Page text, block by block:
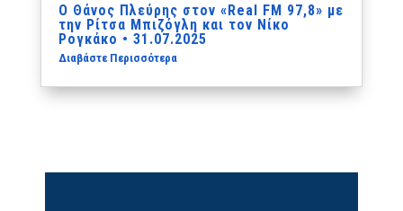
Ο Θάνος Πλεύρης στον «Real FM 97,8» με
την Ρίτσα Μπιζόγλη και τον Νίκο
Ρογκάκο • 31.07.2025
Διαβάστε Περισσότερα